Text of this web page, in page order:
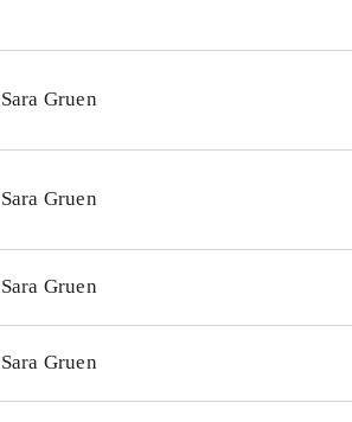
Sara Gruen
Sara Gruen
Sara Gruen
Sara Gruen